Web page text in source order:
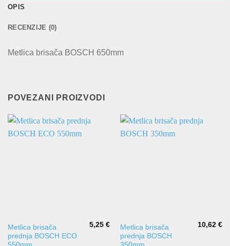
OPIS
RECENZIJE (0)
Metlica brisača BOSCH 650mm
POVEZANI PROIZVODI
Metlica brisača
prednja BOSCH ECO
5,25€
Metlica brisača
prednja BOSCH
10,62€